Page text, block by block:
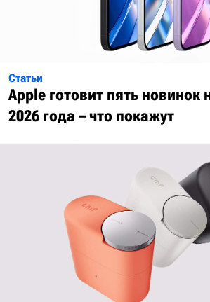
Статьи
Apple готовит пять новинок
2026 года – что покажут